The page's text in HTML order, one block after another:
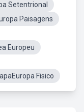
Setentrional
Paisagens
Europeu
Fisico